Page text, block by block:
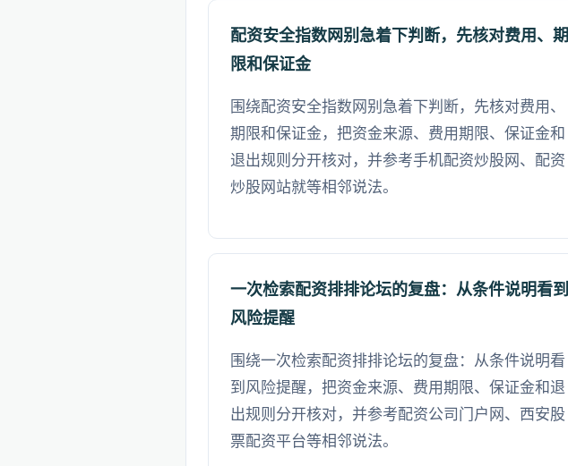
配资安全指数网别急着下判断，先核对费用、期
限和保证金
围绕配资安全指数网别急着下判断，先核对费用、
期限和保证金，把资金来源、费用期限、保证金和
退出规则分开核对，并参考手机配资炒股网、配资
炒股网站就等相邻说法。
一次检索配资排排论坛的复盘：从条件说明看到
风险提醒
围绕一次检索配资排排论坛的复盘：从条件说明看
到风险提醒，把资金来源、费用期限、保证金和退
出规则分开核对，并参考配资公司门户网、西安股
票配资平台等相邻说法。